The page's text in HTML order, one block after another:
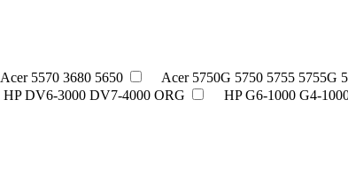
Acer 5570 3680 5650 Acer 5750G 5750 5755 5755G
HP DV6-3000 DV7-4000 ORG HP G6-1000 G4-